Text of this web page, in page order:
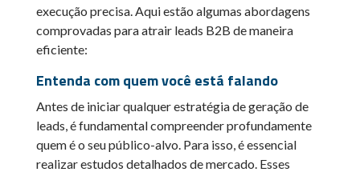
execução precisa. Aqui estão algumas abordagens
comprovadas para atrair leads B2B de maneira
eficiente:
Entenda com quem você está falando
Antes de iniciar qualquer estratégia de geração de
leads, é fundamental compreender profundamente
quem é o seu público-alvo. Para isso, é essencial
realizar estudos detalhados de mercado. Esses